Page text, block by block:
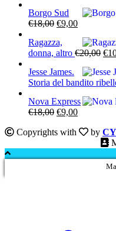
Borgo Sud
€18,00 Il
originale
era:
€18,00.
€9,00Il
attuale
è:
€9,00.
Ragazza,
donna, altro €20,00 Il
era:
€
Jesse James.
Storia del bandito
Nova Express
€18,00 Il
originale
€9,00Il
attuale
Copyrights with by